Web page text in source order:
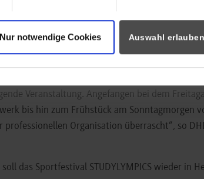
Nur notwendige Cookies Auswahl erlauben
Austausch unter den
sportlicher Ebene. Nachdem die Stuttgarter
mussten, bekamen sie kurzerhand tatkräftige
Schwenningen.
Veranstaltung. Angefangen bei dem
bis hin zum Frühstück am Sonntagmorgen
Organisation überrascht“, so
das Sportfestival STUDYLYMPICS wieder in